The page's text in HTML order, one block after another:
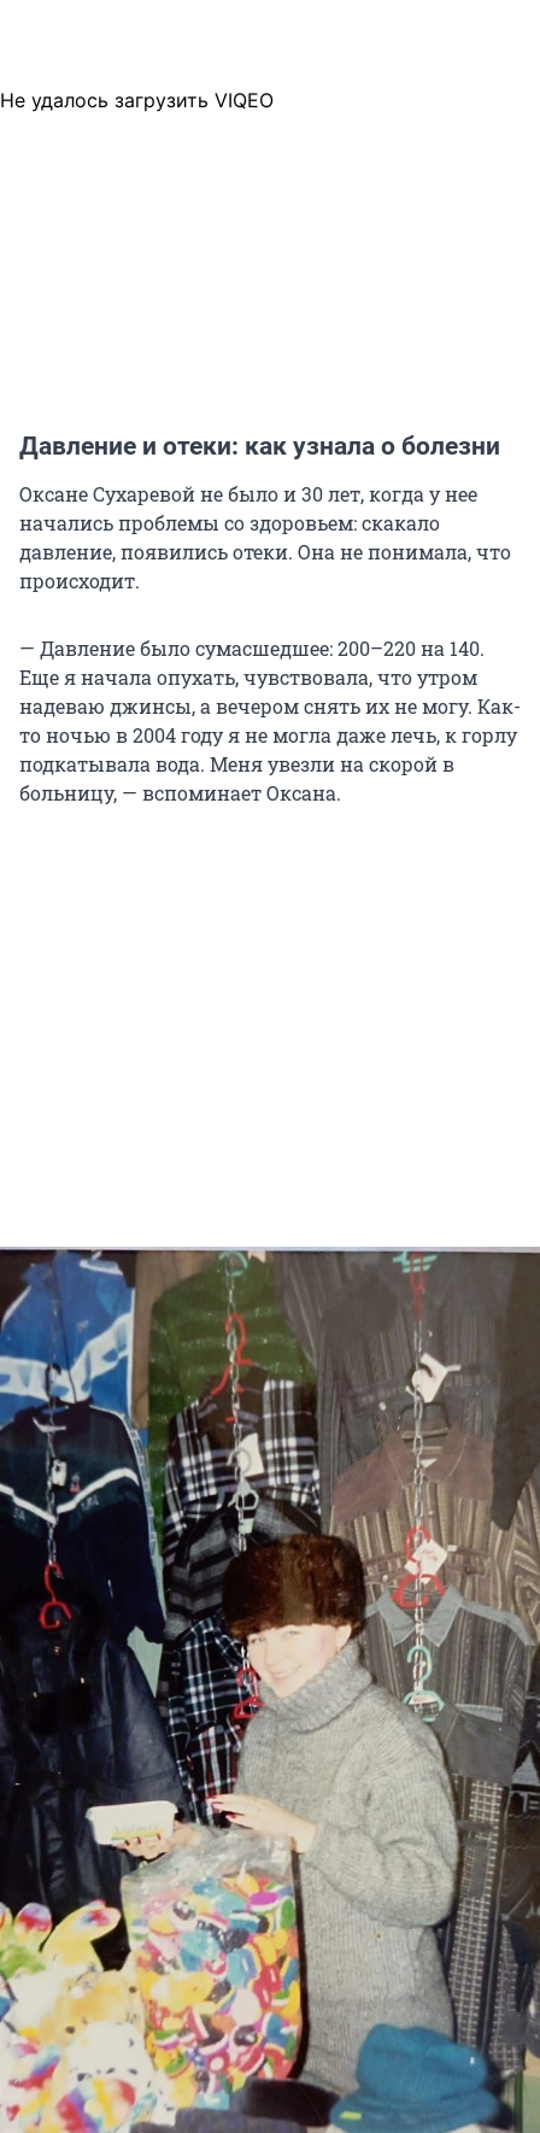
Не удалось загрузить VIQEO
Давление и отеки: как узнала о болезни
Оксане Сухаревой не было и 30 лет, когда у нее
начались проблемы со здоровьем: скакало
давление, появились отеки. Она не понимала, что
происходит.
— Давление было сумасшедшее: 200–220 на 140.
Еще я начала опухать, чувствовала, что утром
надеваю джинсы, а вечером снять их не могу. Как-
то ночью в 2004 году я не могла даже лечь, к горлу
подкатывала вода. Меня увезли на скорой в
больницу, — вспоминает Оксана.